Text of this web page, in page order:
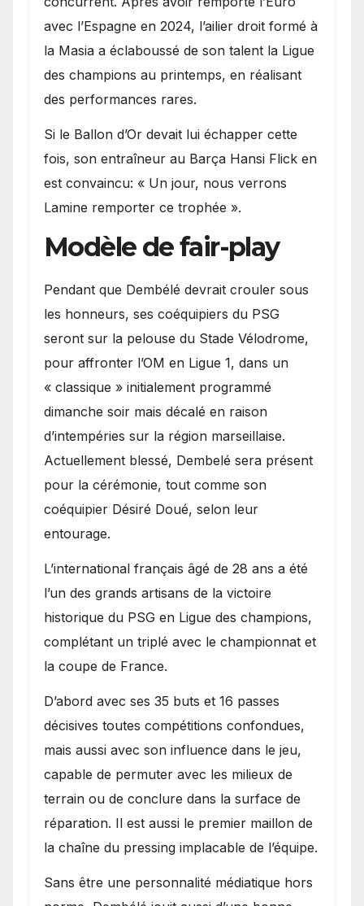
avec l’Espagne en 2024, l’ailier droit formé à
la Masia a éclaboussé de son talent la Ligue
des champions au printemps, en réalisant
des performances rares.
Si le Ballon d’Or devait lui échapper cette
fois, son entraîneur au Barça Hansi Flick en
est convaincu: « Un jour, nous verrons
Lamine remporter ce trophée ».
Modèle de fair-play
Pendant que Dembélé devrait crouler sous
les honneurs, ses coéquipiers du PSG
seront sur la pelouse du Stade Vélodrome,
pour affronter l’OM en Ligue 1, dans un
« classique » initialement programmé
dimanche soir mais décalé en raison
d’intempéries sur la région marseillaise.
Actuellement blessé, Dembelé sera présent
pour la cérémonie, tout comme son
coéquipier Désiré Doué, selon leur
entourage.
L’international français âgé de 28 ans a été
l’un des grands artisans de la victoire
historique du PSG en Ligue des champions,
complétant un triplé avec le championnat et
la coupe de France.
D’abord avec ses 35 buts et 16 passes
décisives toutes compétitions confondues,
mais aussi avec son influence dans le jeu,
capable de permuter avec les milieux de
terrain ou de conclure dans la surface de
réparation. Il est aussi le premier maillon de
la chaîne du pressing implacable de l’équipe.
Sans être une personnalité médiatique hors